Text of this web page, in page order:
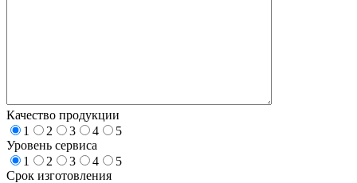
Качество продукции
1
2 3 4
5
Уровень сервиса
1
2 3 4
5
Срок изготовления